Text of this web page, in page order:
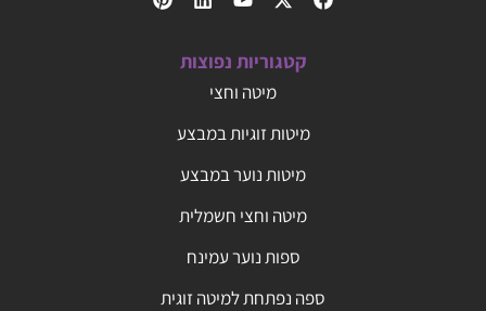
קטגוריות נפוצות
מיטה וחצי
מיטות זוגיות במבצע
מיטות נוער במבצע
מיטה וחצי חשמלית
ספות נוער עמינח
ספה נפתחת למיטה זוגית